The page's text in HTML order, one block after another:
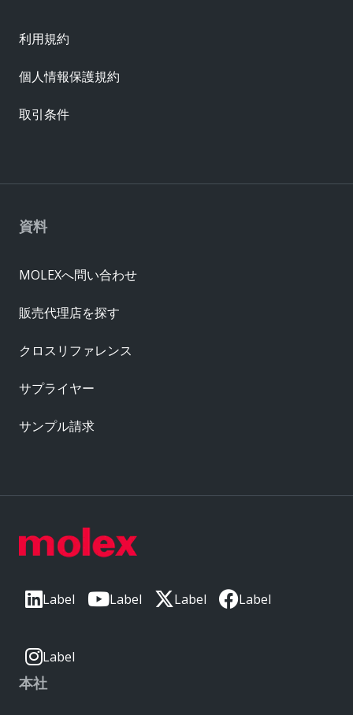
Label Label Label Label
Label
本社
資料
MOLEXへ問い合わせ
販売代理店を探す
クロスリファレンス
サプライヤー
サンプル請求
利用規約
個人情報保護規約
取引条件